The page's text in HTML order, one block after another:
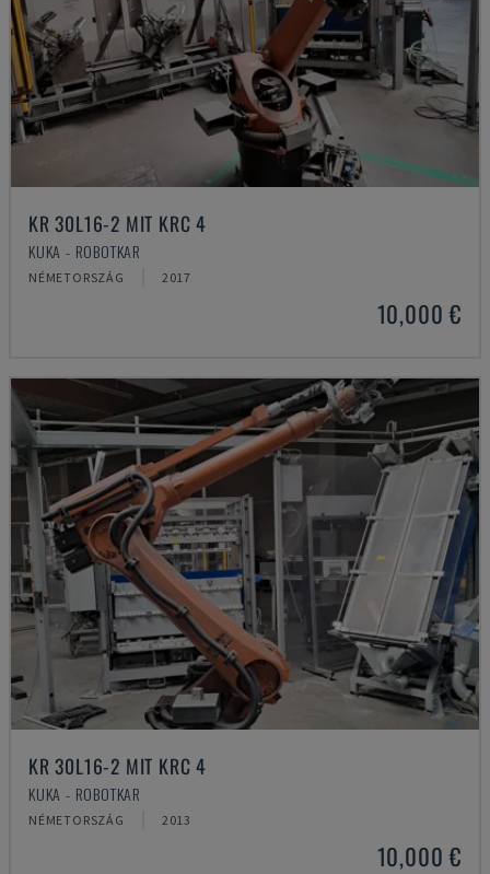
KR 30L16-2 MIT KRC 4
KUKA - ROBOTKAR
NÉMETORSZÁG 2017
10,000 €
KR 30L16-2 MIT KRC 4
KUKA - ROBOTKAR
NÉMETORSZÁG 2013
10,000 €